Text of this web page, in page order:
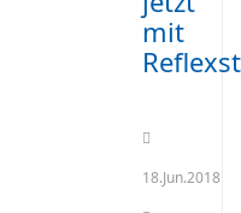
mit
18.Jun.2018